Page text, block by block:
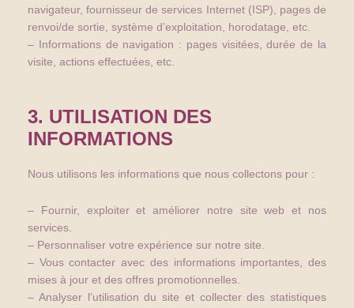
navigateur, fournisseur de services Internet (ISP), pages de
renvoi/de sortie, système d’exploitation, horodatage, etc.
– Informations de navigation : pages visitées, durée de la
visite, actions effectuées, etc.
3. UTILISATION DES
INFORMATIONS
Nous utilisons les informations que nous collectons pour :
– Fournir, exploiter et améliorer notre site web et nos
services.
– Personnaliser votre expérience sur notre site.
– Vous contacter avec des informations importantes, des
mises à jour et des offres promotionnelles.
– Analyser l’utilisation du site et collecter des statistiques